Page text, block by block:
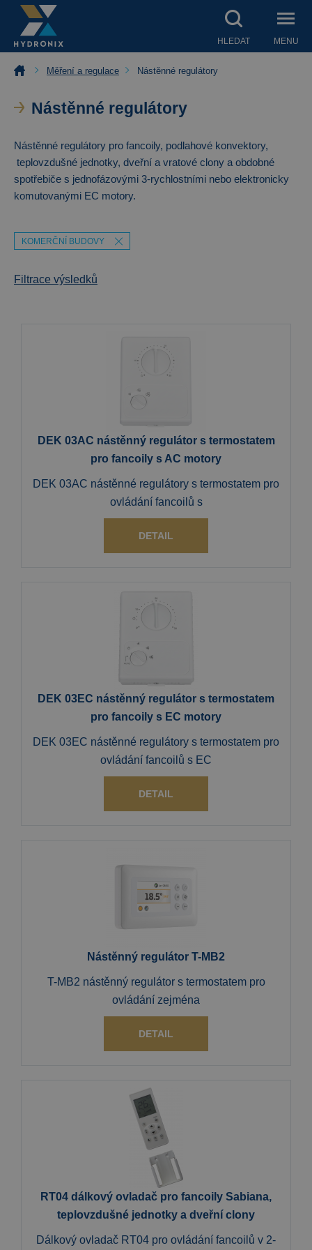
HLEDAT MENU
Měření a regulace Nástěnné regulátory
Nástěnné regulátory
Nástěnné regulátory pro fancoily, podlahové konvektory,
teplovzdušné jednotky, dveřní a vratové clony a obdobné
spotřebiče s jednofázovými 3-rychlostními nebo elektronicky
komutovanými EC motory.
KOMERČNÍ BUDOVY
Filtrace výsledků
DEK 03AC nástěnný regulátor s termostatem
pro fancoily s AC motory
DEK 03AC nástěnné regulátory s termostatem pro
ovládání fancoilů s
DETAIL
DEK 03EC nástěnný regulátor s termostatem
pro fancoily s EC motory
DEK 03EC nástěnné regulátory s termostatem pro
ovládání fancoilů s EC
DETAIL
Nástěnný regulátor T-MB2
T-MB2 nástěnný regulátor s termostatem pro
ovládání zejména
DETAIL
RT04 dálkový ovladač pro fancoily Sabiana,
teplovzdušné jednotky a dveřní clony
Dálkový ovladač RT04 pro ovládání fancoilů v 2-